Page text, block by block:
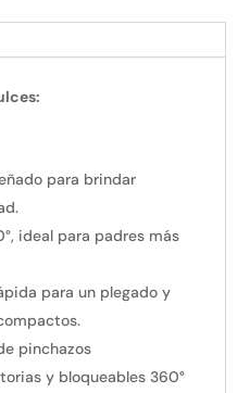
para brindar
ideal para padres más
para un plegado y
pinchazos
y bloqueables 360°